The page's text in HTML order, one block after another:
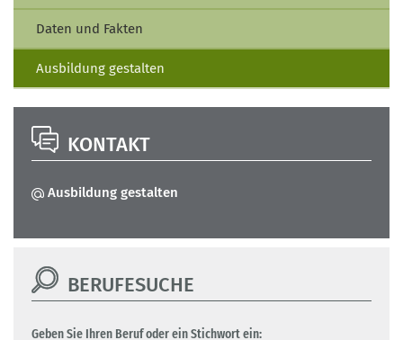
Daten und Fakten
Ausbildung gestalten
KONTAKT
Ausbildung gestalten
BERUFESUCHE
Geben Sie Ihren Beruf oder ein Stichwort ein: